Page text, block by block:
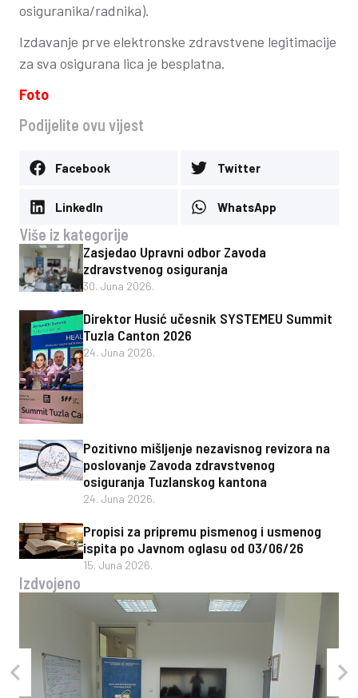
osiguranika/radnika).
Izdavanje prve elektronske zdravstvene legitimacije
za sva osigurana lica je besplatna.
Foto
Podijelite ovu vijest
Facebook Twitter
LinkedIn WhatsApp
Više iz kategorije
Zasjedao Upravni odbor Zavoda
zdravstvenog osiguranja
30. Juna 2026.
Direktor Husić učesnik SYSTEMEU Summit
Tuzla Canton 2026
24. Juna 2026.
Pozitivno mišljenje nezavisnog revizora na
poslovanje Zavoda zdravstvenog
osiguranja Tuzlanskog kantona
24. Juna 2026.
Propisi za pripremu pismenog i usmenog
ispita po Javnom oglasu od 03/06/26
15. Juna 2026.
Izdvojeno